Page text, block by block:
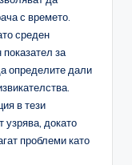
с времето.
среден
за
определите дали
в тези
узрява, докато
проблеми като